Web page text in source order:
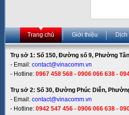
Trang chủ Giới thiệu Dịch
Trụ sở 1: Số 150, Đường số 9, Phường Tân
- Email: contact@vinacomm.vn
- Hotline: 0967 458 568 - 0906 066 638 -
Trụ sở 2: Số 30, Đường Phúc Diễn,
- Email: contact@vinacomm.vn
- Hotline: 0942 547 456 - 0906 066 638 -